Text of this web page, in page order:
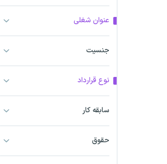
اراک
اردبیل
عنوان شغلی
جنسیت
نوع قرارداد
سابقه کار
حقوق